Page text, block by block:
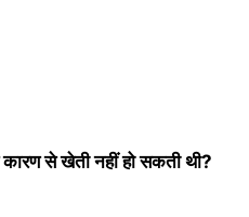
से खेती नहीं हो सकती थी?